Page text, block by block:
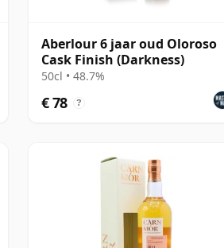
Aberlour 6 jaar oud Oloroso
Cask Finish (Darkness)
50cl • 48.7%
€ 78 ?